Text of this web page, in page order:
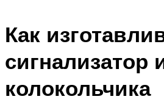
Как
сигнализатор
колокольчика